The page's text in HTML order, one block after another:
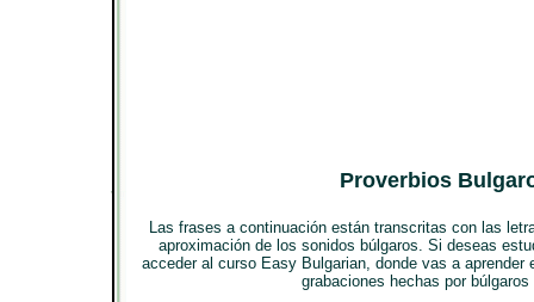
Proverbios
Las frases a continuación están transcritas con las
aproximación de los sonidos búlgaros. Si deseas
acceder al curso Easy Bulgarian, donde vas a
grabaciones hechas por